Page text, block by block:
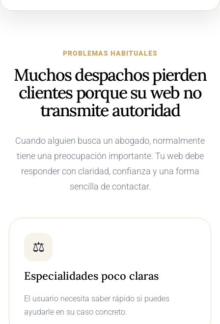
PROBLEMAS HABITUALES
Muchos despachos pierden
clientes porque su web no
transmite autoridad
Cuando alguien busca un abogado, normalmente
tiene una preocupación importante. Tu web debe
responder con claridad, confianza y una forma
sencilla de contactar.
⚖️
Especialidades poco claras
El usuario necesita saber rápido si puedes
ayudarle en su caso concreto.